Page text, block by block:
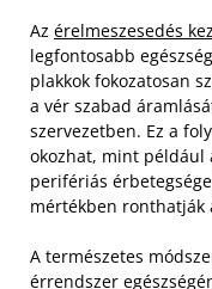
Az érelmeszesedés
legfontosabb
plakkok fokozatosan
a vér szabad
szervezetben. Ez a
okozhat, mint például
perifériás
mértékben ronthatják
A természetes
érrendszer